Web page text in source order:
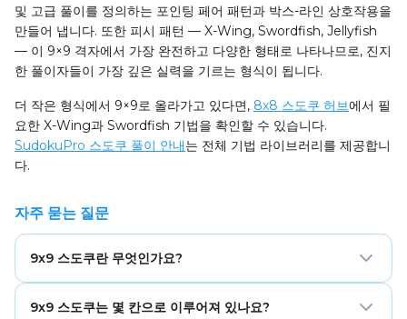
및 고급 풀이를 정의하는 포인팅 페어 패턴과 박스-라인 상호작용을
만들어 냅니다. 또한 피시 패턴 — X-Wing, Swordfish, Jellyfish
— 이 9×9 격자에서 가장 완전하고 다양한 형태로 나타나므로, 진지
한 풀이자들이 가장 깊은 실력을 기르는 형식이 됩니다.
더 작은 형식에서 9×9로 올라가고 있다면, 8x8 스도쿠 허브에서 필
요한 X-Wing과 Swordfish 기법을 확인할 수 있습니다.
SudokuPro 스도쿠 풀이 안내는 전체 기법 라이브러리를 제공합니
다.
자주 묻는 질문
9x9 스도쿠란 무엇인가요?
받는 형식으로, 9개의 행과 9개의 열로 이루어진 격자가 9개
9x9 스도쿠는 몇 칸으로 이루어져 있나요?